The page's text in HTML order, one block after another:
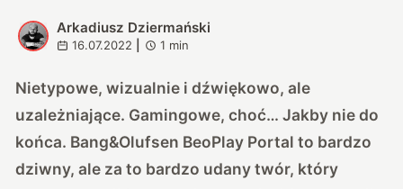
A
Arkadiusz Dziermański
16.07.2022 1 min
Nietypowe, wizualnie i dźwiękowo, ale
uzależniające. Gamingowe, choć… Jakby nie do
końca. Bang&Olufsen BeoPlay Portal to bardzo
dziwny, ale za to bardzo udany twór, który